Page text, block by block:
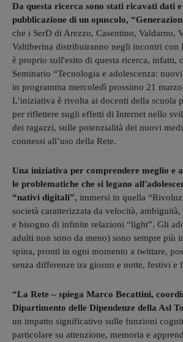
Da questa ricerca sono stati ricavati dati
pubblicazione di un opuscolo,
che i SerD di Arezzo, Casentino, Valdarno,
Valtiberina distribuiranno negli incontri con
è proprio sull'esito di questa ricerca, infatti,
Seminario “Tecnologia e adolescenza:
in programma mercoledì prossimo 21
L’iniziativa è rivolta ai docenti della scuola
per riflettere sugli effetti di Internet nello
dei ragazzi, sulle potenzialità dei nuovi
connessi all’uso della Rete.
Una iniziativa per comprendere meglio e
le problematiche che si legano
“nativi digitali”, immersi in quella
società caratterizzata da velocità,
e bisogno di infinite relazioni “light”. Gli
adulti non sono da meno) sono sempre più
spina, pronti in ogni momento a twittare,
senza differenze tra giorno e notte, festivi e
“La Rete – spiega Marco Becattini,
Dipartimento delle Dipendenze della Asl
un impatto significativo sulle funzioni
particolare su attenzione, memoria e